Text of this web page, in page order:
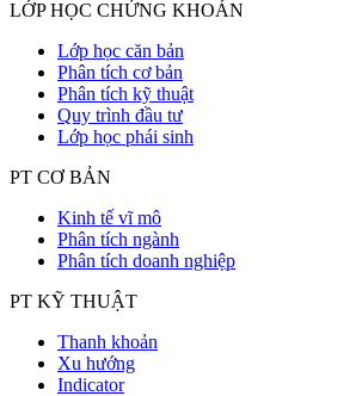
LỚP HỌC CHỨNG KHOÁN
Lớp học căn bản
Phân tích cơ bản
Phân tích kỹ thuật
Quy trình đầu tư
Lớp học phái sinh
PT CƠ BẢN
Kinh tế vĩ mô
Phân tích ngành
Phân tích doanh nghiệp
PT KỸ THUẬT
Thanh khoản
Xu hướng
Indicator